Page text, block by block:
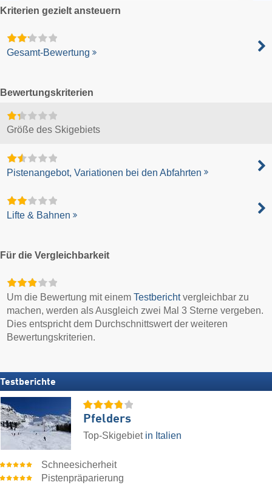
Kriterien gezielt ansteuern
Gesamt-Bewertung
Bewertungskriterien
Größe des Skigebiets
Pistenangebot, Variationen bei den Abfahrten
Lifte & Bahnen
Für die Vergleichbarkeit
Um die Bewertung mit einemTestberichtvergleichbar zu
machen, werden als Ausgleich zwei Mal 3 Sterne vergeben.
Dies entspricht dem Durchschnittswert der weiteren
Bewertungskriterien.
Testberichte
Pfelders
Top-Skigebiet in Italien
Schneesicherheit
Pistenpräparierung